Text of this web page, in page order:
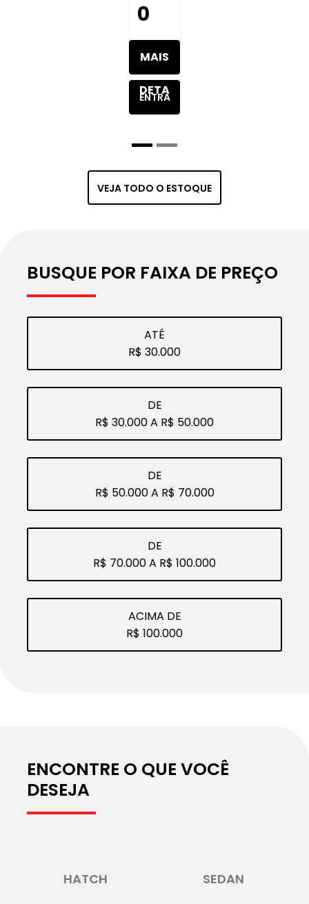
0
MAIS
DETA
VEÍC
ENTRA
VEJA TODO O ESTOQUE
BUSQUE POR FAIXA DE PREÇO
ATÉ
R$ 30.000
DE
R$ 30.000 A R$ 50.000
DE
R$ 50.000 A R$ 70.000
DE
R$ 70.000 A R$ 100.000
ACIMA DE
R$ 100.000
ENCONTRE O QUE VOCÊ
DESEJA
HATCH SEDAN